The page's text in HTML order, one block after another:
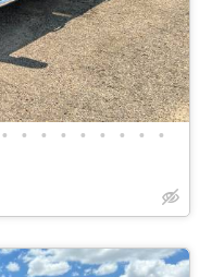
• • • • • • • • •